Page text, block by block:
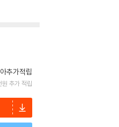
추가적립
추가 적립